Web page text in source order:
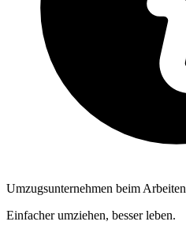
Umzugsunternehmen beim Arbeiten
Einfacher umziehen, besser leben.